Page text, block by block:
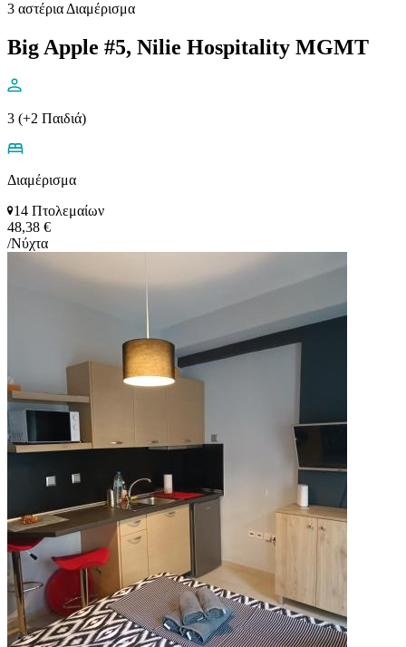
3 αστέρια Διαμέρισμα
Big Apple #5, Nilie Hospitality MGMT
3 (+2 Παιδιά)
Διαμέρισμα
14 Πτολεμαίων
48,38 €
/Νύχτα